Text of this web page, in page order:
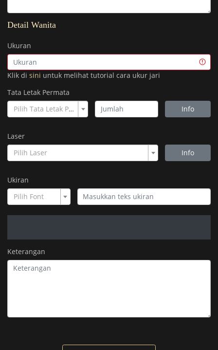
Detail Wanita
Ukuran
Klik di sini untuk melihat tutorial cara ukur jari
Tata Letak Permata
Pilih Tata Letak Permata
Info
Laser
Pilih Laser
Info
Ukiran
Pilih Font
Keterangan